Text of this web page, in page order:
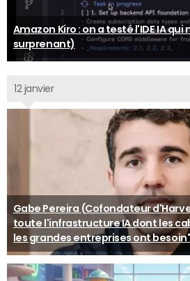
Amazon Kiro : on a testé l'IDE IA
surprenant)
12 janvier
Gabe Pereira (Cofondateur
toute l'infrastructure IA dont les
les grandes entreprises ont besoin"